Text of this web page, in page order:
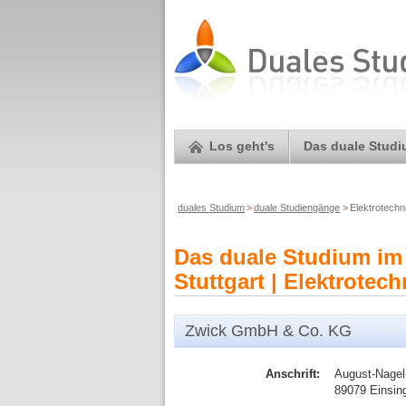
Los geht's Das duale
duales Studium> duale Studiengänge >
Das duale Studium
Stuttgart |
Zwick GmbH & Co. KG
Anschrift:
August-
89079